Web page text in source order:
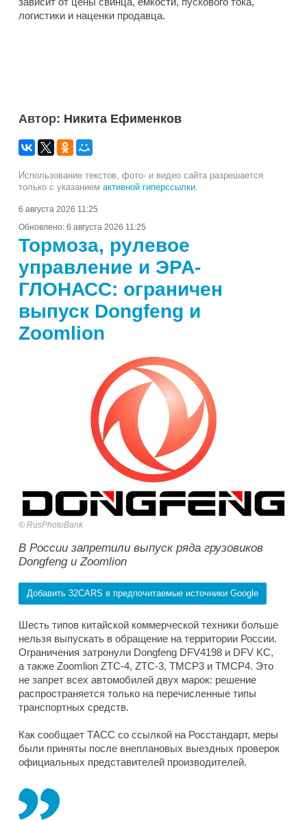
логистики и наценки продавца.
Автор: Никита Ефименков
Использование текстов, фото- и видео сайта разрешается
только с указанием активной гиперссылки
6 августа 2026 11:25
Обновлено: 6 августа 2026 11:25
Тормоза, рулевое
управление и ЭРА-
ГЛОНАСС: ограничен
выпуск Dongfeng и
Zoomlion
RusPhotoBank
В России запретили выпуск ряда грузовиков
Dongfeng и Zoomlion
Добавить 32CARS в предпочитаемые источники Google
Шесть типов китайской коммерческой техники больше
нельзя выпускать в обращение на территории России.
Ограничения затронули Dongfeng DFV4198 и DFV KC,
а также Zoomlion ZTC-4, ZTC-3, TMCP3 и TMCP4. Это
не запрет всех автомобилей двух марок: решение
распространяется только на перечисленные типы
транспортных средств.
Как сообщает ТАСС со ссылкой на Росстандарт, меры
были приняты после внеплановых выездных проверок
официальных представителей производителей.